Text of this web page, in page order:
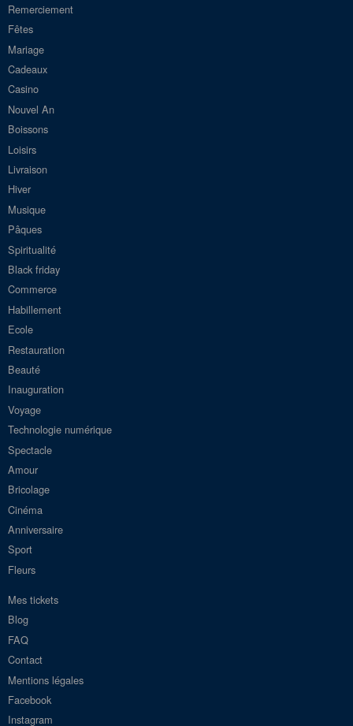
Remerciement
Fêtes
Mariage
Cadeaux
Casino
Nouvel An
Boissons
Loisirs
Livraison
Hiver
Musique
Pâques
Spiritualité
Black friday
Commerce
Habillement
Ecole
Restauration
Beauté
Inauguration
Voyage
Technologie numérique
Spectacle
Amour
Bricolage
Cinéma
Anniversaire
Sport
Fleurs
Mes tickets
Blog
FAQ
Contact
Mentions légales
Facebook
Instagram